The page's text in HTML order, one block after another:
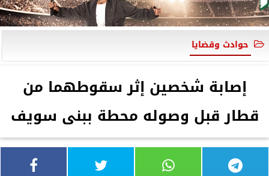
حوادث وقضايا
إصابة شخصين إثر سقوطهما من
قطار قبل وصوله محطة ببنى سويف